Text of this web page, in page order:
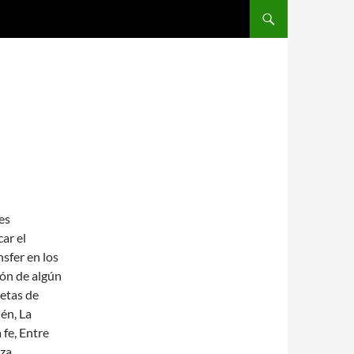
el
en los
de algún
de
La
fe, Entre